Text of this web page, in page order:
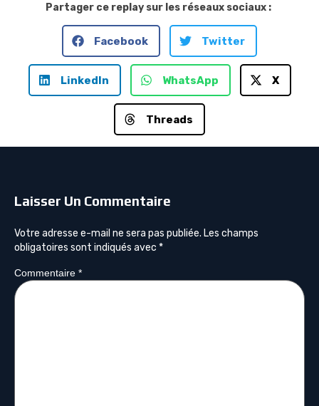
Partager ce replay sur les réseaux sociaux :
Facebook Twitter
LinkedIn WhatsApp X
Threads
Laisser Un Commentaire
Votre adresse e-mail ne sera pas publiée. Les champs
obligatoires sont indiqués avec *
Commentaire *